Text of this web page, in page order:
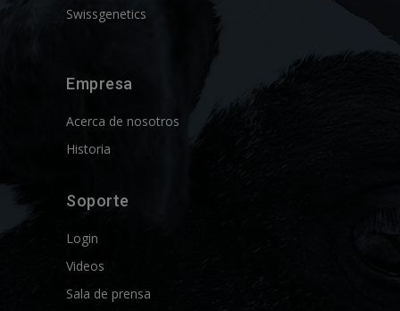
Swissgenetics
Empresa
Acerca de nosotros
Historia
Soporte
Login
Videos
Sala de prensa